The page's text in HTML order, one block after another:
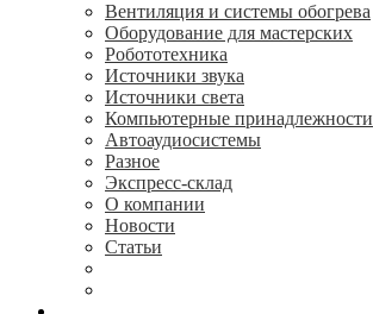
Вентиляция и системы обогрева
Оборудование для мастерских
Робототехника
Источники звука
Источники света
Компьютерные принадлежности
Автоаудиосистемы
Разное
Экспресс-склад
О компании
Новости
Статьи